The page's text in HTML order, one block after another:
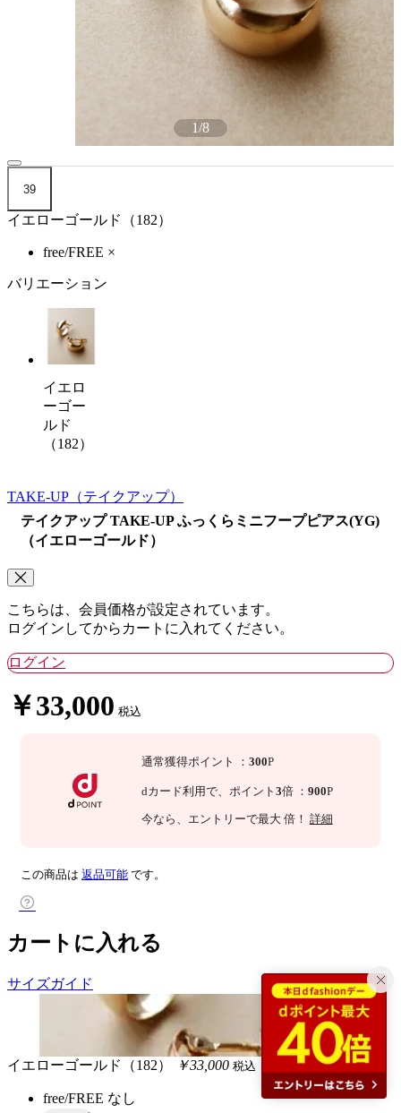
1/8
39
イエローゴールド（182）
free/FREE ×
バリエーション
イエロ
ーゴー
ルド
（182）
TAKE-UP （テイクアップ）
テイクアップ TAKE-UP ふっくらミニフープピアス(YG)
（イエローゴールド）
こちらは、会員価格が設定されています。
ログインしてからカートに入れてください。
ログイン
￥33,000 税込
通常獲得ポイント ： 300P
dカード利用で、 ポイント 3倍 ： 900P
今なら 、エントリーで最大 倍！ 詳細
この商品は 返品可能 です。
カートに入れる
サイズガイド
イエローゴールド（182） ￥33,000 税込
free/FREE なし